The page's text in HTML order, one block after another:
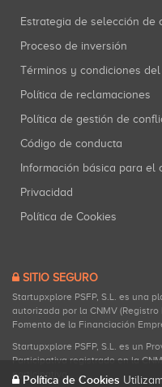
Estrategia de selección de
Proceso de inversión
Términos y condiciones
Política de reclamaciones
Política de gestión de
Código de conducta
Información básica para el
Privacidad
Política de Cookies
SITIO SEGURO
Startupxplore PSFP, S.L. es una
autorizada por la CNMV (Registro
Fomento de la Financiación
Startupxplore PSFP, S.L. es un
Participativa registrado en la
participativa.
Política de Cookies